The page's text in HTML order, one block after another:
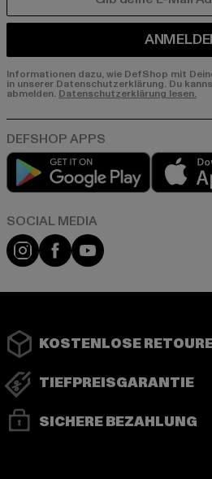
Informationen dazu, wie DefShop mit
in unserer Datenschutzerklärung. Du
abmelden. Datenschutzerklärung lesen.
Play
Instagram
FacebookYouTube
KOSTENLOSE
TIEFPREISGARANTIE
SICHERE BEZAHLUNG